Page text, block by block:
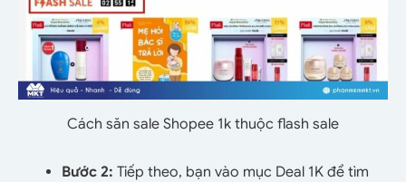
Cách săn sale Shopee 1k thuộc flash sale
Bước 2: Tiếp theo, bạn vào mục Deal 1K để tìm